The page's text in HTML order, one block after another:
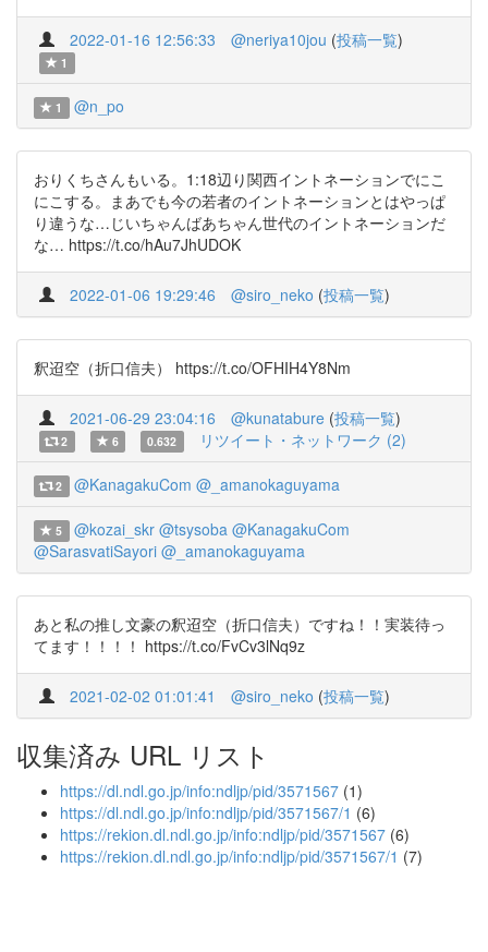
2022-01-16 12:56:33 @neriya10jou (投稿一覧)
1
1 @n_po
おりくちさんもいる。1:18辺り関西イントネーションでにこ
にこする。まあでも今の若者のイントネーションとはやっぱ
り違うな…じいちゃんばあちゃん世代のイントネーションだ
な… https://t.co/hAu7JhUDOK
2022-01-06 19:29:46 @siro_neko (投稿一覧)
釈迢空（折口信夫） https://t.co/OFHIH4Y8Nm
2021-06-29 23:04:16 @kunatabure (投稿一覧)
2 6 0.632 リツイート・ネットワーク (2)
2 @KanagakuCom @_amanokaguyama
5 @kozai_skr @tsysoba @KanagakuCom
@SarasvatiSayori @_amanokaguyama
あと私の推し文豪の釈迢空（折口信夫）ですね！！実装待っ
てます！！！！ https://t.co/FvCv3lNq9z
2021-02-02 01:01:41 @siro_neko (投稿一覧)
収集済み URL リスト
https://dl.ndl.go.jp/info:ndljp/pid/3571567 (1)
https://dl.ndl.go.jp/info:ndljp/pid/3571567/1 (6)
https://rekion.dl.ndl.go.jp/info:ndljp/pid/3571567 (6)
https://rekion.dl.ndl.go.jp/info:ndljp/pid/3571567/1 (7)